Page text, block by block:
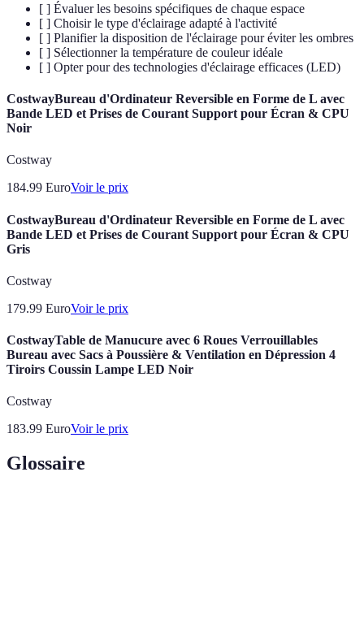
[ ] Évaluer les besoins spécifiques de chaque espace
[ ] Choisir le type d'éclairage adapté à l'activité
[ ] Planifier la disposition de l'éclairage pour éviter les ombres
[ ] Sélectionner la température de couleur idéale
[ ] Opter pour des technologies d'éclairage efficaces (LED)
CostwayBureau d'Ordinateur Reversible en Forme de L avec
Bande LED et Prises de Courant Support pour Écran & CPU
Noir
Costway
184.99 EuroVoir le prix
CostwayBureau d'Ordinateur Reversible en Forme de L avec
Bande LED et Prises de Courant Support pour Écran & CPU
Gris
Costway
179.99 EuroVoir le prix
CostwayTable de Manucure avec 6 Roues Verrouillables
Bureau avec Sacs à Poussière & Ventilation en Dépression 4
Tiroirs Coussin Lampe LED Noir
Costway
183.99 EuroVoir le prix
Glossaire